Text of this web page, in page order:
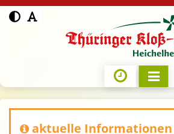
aktuelle Informationen